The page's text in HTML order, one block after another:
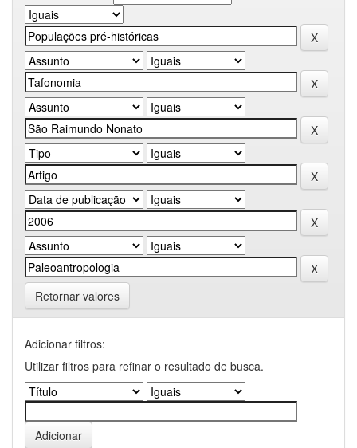
Retornar valores
Adicionar filtros:
Utilizar filtros para refinar o resultado de busca.